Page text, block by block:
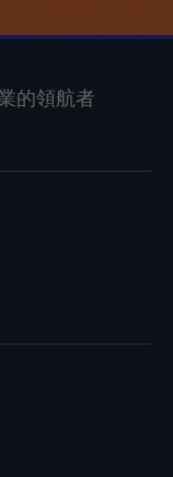
的領航者